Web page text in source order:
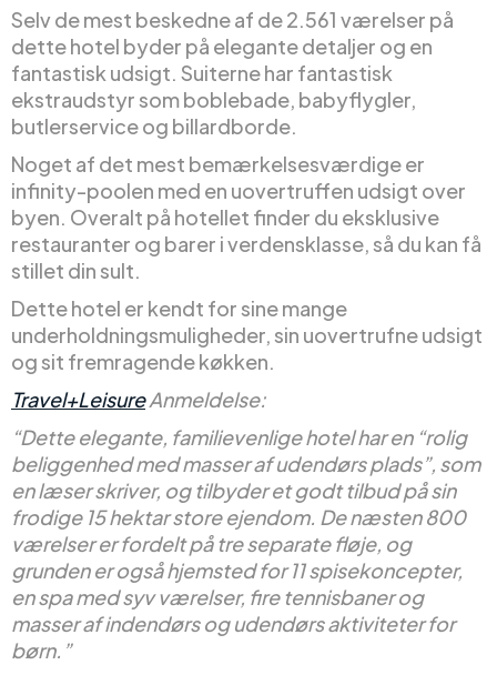
Selv de mest beskedne af de 2.561 værelser på
dette hotel byder på elegante detaljer og en
fantastisk udsigt. Suiterne har fantastisk
ekstraudstyr som boblebade, babyflygler,
butlerservice og billardborde.
Noget af det mest bemærkelsesværdige er
infinity-poolen med en uovertruffen udsigt over
byen. Overalt på hotellet finder du eksklusive
restauranter og barer i verdensklasse, så du kan få
stillet din sult.
Dette hotel er kendt for sine mange
underholdningsmuligheder, sin uovertrufne udsigt
og sit fremragende køkken.
Travel+LeisureAnmeldelse:
“Dette elegante, familievenlige hotel har en “rolig
beliggenhed med masser af udendørs plads”, som
en læser skriver, og tilbyder et godt tilbud på sin
frodige 15 hektar store ejendom. De næsten 800
værelser er fordelt på tre separate fløje, og
grunden er også hjemsted for 11 spisekoncepter,
en spa med syv værelser, fire tennisbaner og
masser af indendørs og udendørs aktiviteter for
børn.”